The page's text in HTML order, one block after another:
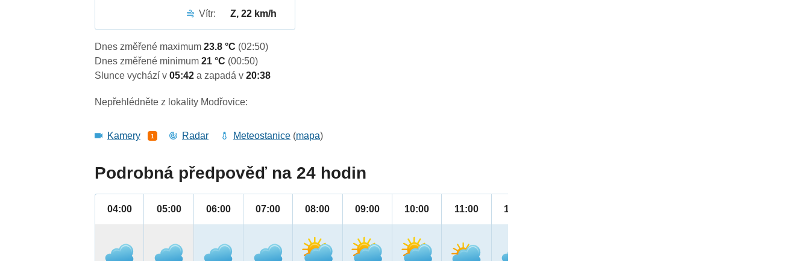
Vítr:
Z, 22 km/h
Dnes změřené maximum23.8 °C (02:50)
Dnes změřené minimum21 °C (00:50)
Slunce vychází v05:42a zapadá v20:38
Nepřehlédněte z lokality Modřovice:
Kamery 1 Radar Meteostanice (mapa)
Podrobná předpověď na 24 hodin
04:00 05:00 06:00 07:00 08:00 09:00 10:00 11:00 12:00